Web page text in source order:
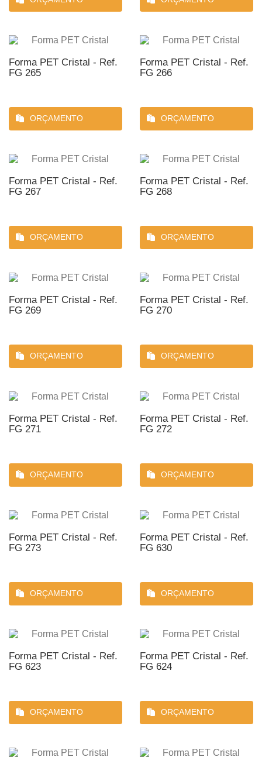
Forma PET Cristal - Ref.
FG 265
ORÇAMENTO
Forma PET Cristal - Ref.
FG 266
ORÇAMENTO
Forma PET Cristal - Ref.
FG 267
ORÇAMENTO
Forma PET Cristal - Ref.
FG 268
ORÇAMENTO
Forma PET Cristal - Ref.
FG 269
ORÇAMENTO
Forma PET Cristal - Ref.
FG 270
ORÇAMENTO
Forma PET Cristal - Ref.
FG 271
ORÇAMENTO
Forma PET Cristal - Ref.
FG 272
ORÇAMENTO
Forma PET Cristal - Ref.
FG 273
ORÇAMENTO
Forma PET Cristal - Ref.
FG 630
ORÇAMENTO
Forma PET Cristal - Ref.
FG 623
ORÇAMENTO
Forma PET Cristal - Ref.
FG 624
ORÇAMENTO